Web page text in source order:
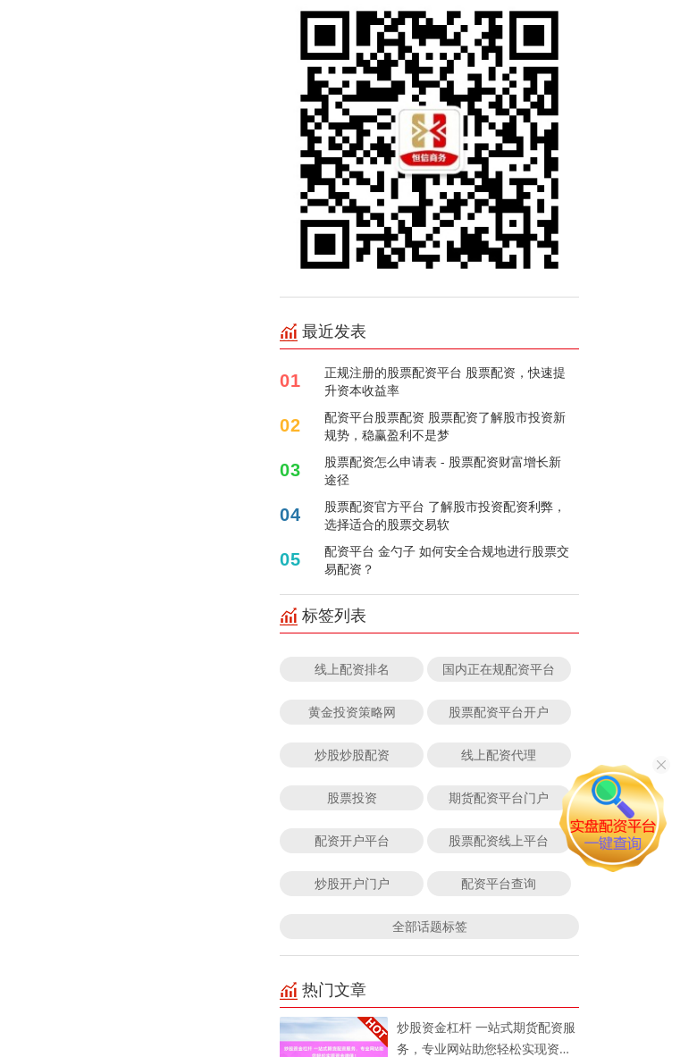
最近发表
01
正规注册的股票配资平台 股票配资，快速提
升资本收益率
02
配资平台股票配资 股票配资了解股市投资新
规势，稳赢盈利不是梦
03
股票配资怎么申请表 - 股票配资财富增长新
途径
04
股票配资官方平台 了解股市投资配资利弊，
选择适合的股票交易软
05
配资平台 金勺子 如何安全合规地进行股票交
易配资？
标签列表
线上配资排名 国内正在规配资平台
黄金投资策略网 股票配资平台开户
炒股炒股配资 线上配资代理
股票投资 期货配资平台门户
配资开户平台 股票配资线上平台
炒股开户门户 配资平台查询
全部话题标签
热门文章
炒股资金杠杆 一站式期货配资服
务，专业网站助您轻松实现资金